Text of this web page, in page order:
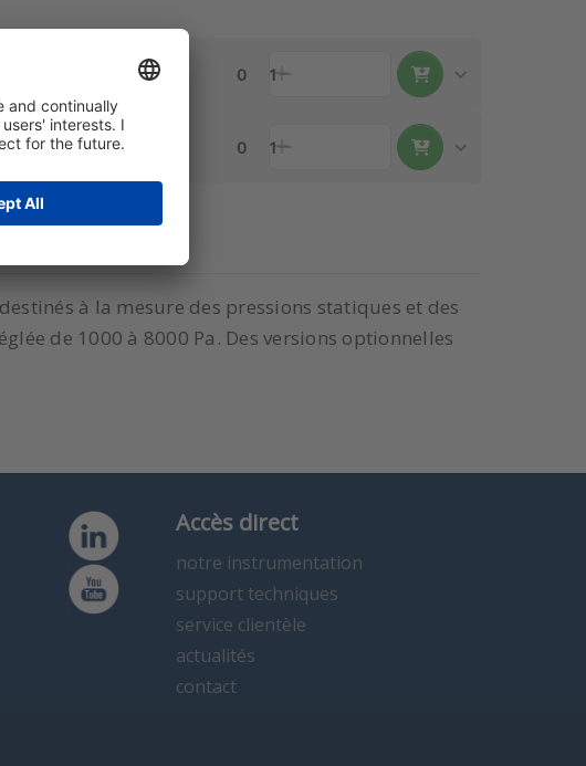
0 1
0 1
à la mesure des pressions statiques et des
de 1000 à 8000 Pa. Des versions optionnelles
Accès direct
notre instrumentation
support techniques
service clientèle
actualités
contact